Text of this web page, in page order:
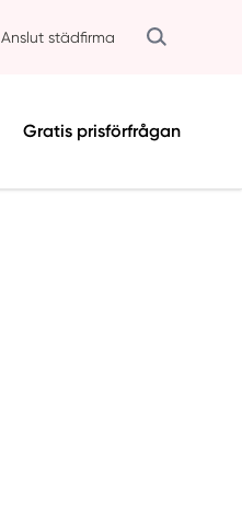
Anslut städfirma
Gratis prisförfrågan